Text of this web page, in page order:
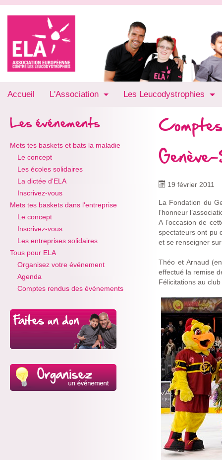
Accueil L'Association Les Leucodystrophies
Les événements
Mets tes baskets et bats la maladie
Le concept
Les écoles solidaires
La dictée d'ELA
Inscrivez-vous
Mets tes baskets dans l'entreprise
Le concept
Inscrivez-vous
Les entreprises solidaires
Tous pour ELA
Organisez votre événement
Agenda
Comptes rendus des événements
19 février 2011
La Fondation du
l’honneur
A l’occasion de
spectateurs ont pu
et se renseigner
Théo et Arnaud
effectué la remise
Félicitations au